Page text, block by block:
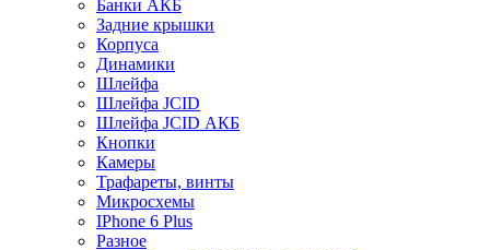
Банки АКБ
Задние крышки
Корпуса
Динамики
Шлейфа
Шлейфа JCID
Шлейфа JCID АКБ
Кнопки
Камеры
Трафареты, винты
Микросхемы
IPhone 6 Plus
Разное